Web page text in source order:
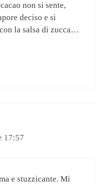
non si sente,
deciso e si
la salsa di zucca…
17:57
e stuzzicante. Mi